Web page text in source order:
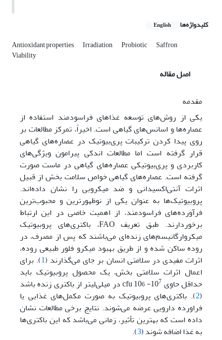
کلیدواژه‌ها English
Antioxidant properties Irradiation Probiotic Saffron
Viability
اصل مقاله
مقدمه
یکی از روش‌های توسعه غذاهای فراسودمند استفاده از
عصاره‌ها و اسانس‌های گیاهی است. اخیراً، تمرکز مطالعات بر
روی پیدا کردن ترکیبات پری‌بیوتیک در عصاره‌های گیاهی
قرار گرفته است اما مطالعات اندکی پیرامون ویژگی‌های
کاربردی و پری‌بیوتیکی عصاره‌های گیاهی در ماست صورت
گرفته است. عصاره‌های گیاهی خواص سلامت بخش از قبیل
اثرات آنتی‌اکسیدانی و ضد میکروبی را نشان داده‌اند.
پروبیوتیک‌ها به عنوان یکی از نوظهورترین و محبوب‌ترین
فرآورده‌های فراسودمند، از اهمیت خاصی در این ارتباط
برخوردارند. طبق تعریف FAO، باکتری‌های پروبیوتیک
میکروارگانیسم‌های زنده‌ای می‌باشند که پس از مصرف، در
روده ساکن شده و از طریق بهبود میکرو فلور طبیعی روده،
اثرات مفیدی در سلامتی انسان بر جای می‌گذارند (1). برای
اعمال اثرات سلامتی بخش، یک محصول پروبیوتیک باید
حداقل حاوی 10 7
- 10
6
cfu در میلی‌لیتر از باکتری زنده باشد
(
2). باکتری‌های پروبیوتیک به صورت مکمل‌های غذایی یا
فراورده دارویی عرضه می‌شوند. نتایج برخی مطالعات نشان
داده است که بهترین تأثیر، زمانی می‌باشد که این باکتری‌ها
به غذا اضافه شوند (3
).